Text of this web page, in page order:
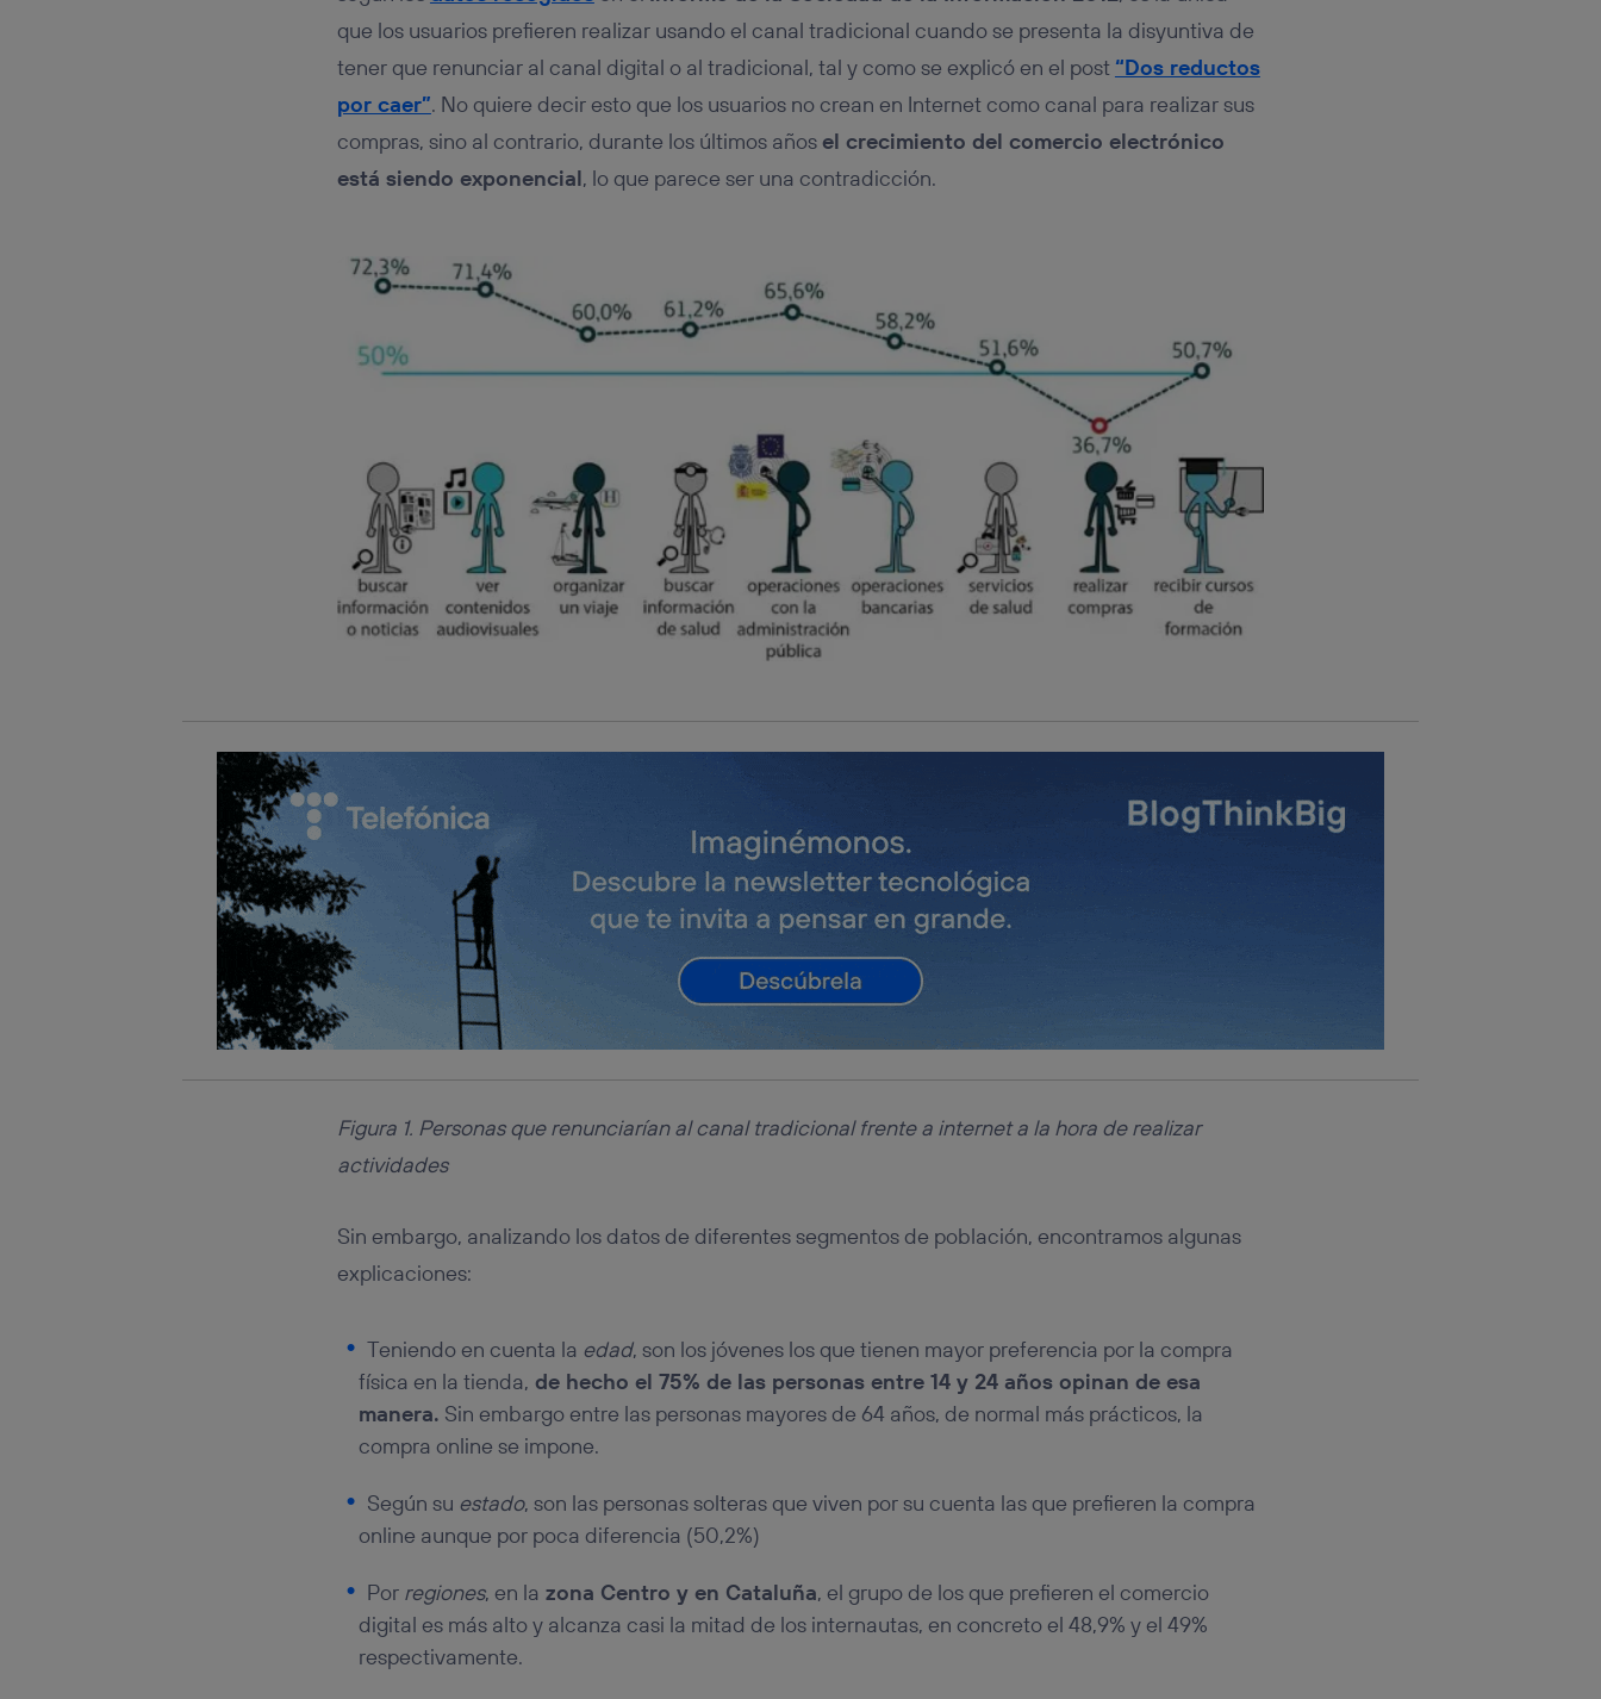
que los usuarios prefieren realizar usando el canal tradicional cuando se presenta la disyuntiva de
tener que renunciar al canal digital o al tradicional, tal y como se explicó en el post “Dos reductos
por caer”. No quiere decir esto que los usuarios no crean en Internet como canal para realizar sus
compras, sino al contrario, durante los últimos añosel crecimiento del comercio electrónico
está siendo exponencial, lo que parece ser una contradicción.
Figura 1. Personas que renunciarían al canal tradicional frente a internet a la hora de realizar
actividades
Sin embargo, analizando los datos de diferentes segmentos de población, encontramos algunas
explicaciones:
Teniendo en cuenta la edad, son los jóvenes los que tienen mayor preferencia por la compra
física en la tienda, de hecho el 75% de las personas entre 14 y 24 años opinan de esa
manera. Sin embargo entre las personas mayores de 64 años, de normal más prácticos, la
compra online se impone.
Según su estado, son las personas solteras que viven por su cuenta las que prefieren la compra
online aunque por poca diferencia (50,2%)
Por regiones, en la zona Centro y en Cataluña, el grupo de los que prefieren el comercio
digital es más alto y alcanza casi la mitad de los internautas, en concreto el 48,9% y el 49%
respectivamente.
conecte su dispositivo y consienta el uso de la tecnología recibirá el mismo identificador.
Típicamente:
Si utilizas unaconexión de banda ancha(p. ej., Wi-Fi), el marketing o análisis se
realizará en función de las actividades de navegación de los miembros del hogar que
únicamente en la navegación del usuario del móvil.
Para más información, consulta la